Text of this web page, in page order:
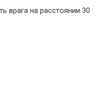
врага на расстоянии 30